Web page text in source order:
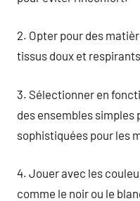
2. Opter pour des
tissus doux et
3. Sélectionner en
des ensembles simples
sophistiquées pour les
4. Jouer avec les
comme le noir ou le